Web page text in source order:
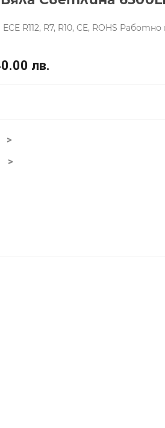
R112, R7, R10, CE, ROHS
лв.